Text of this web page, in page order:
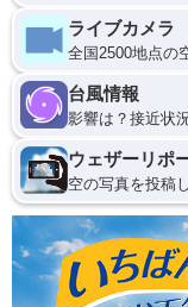
ライブカメラ
全国2500地点の
台風情報
影響は？接近状
ウェザーリポ
空の写真を投稿